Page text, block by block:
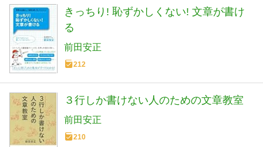
きっちり! 恥ずかしくない! 文章が書け
る
前田安正
212
３行しか書けない人のための文章教室
前田安正
210